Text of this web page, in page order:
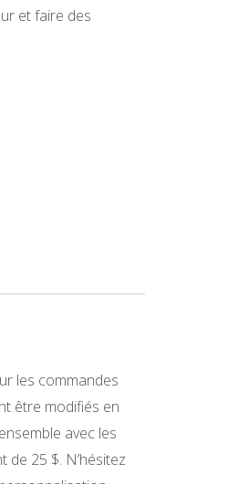
et faire des
les commandes
être modifiés en
avec les
de 25 $. N’hésitez